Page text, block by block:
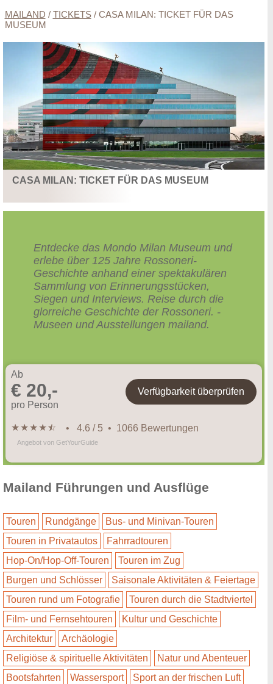
MAILAND / TICKETS/ CASA MILAN: TICKET FÜR DAS
MUSEUM
CASA MILAN: TICKET FÜR DAS MUSEUM
Entdecke das Mondo Milan Museum und
erlebe über 125 Jahre Rossoneri-
Geschichte anhand einer spektakulären
Sammlung von Erinnerungsstücken,
Siegen und Interviews. Reise durch die
glorreiche Geschichte der Rossoneri. -
Museen und Ausstellungen mailand.
Ab
€ 20,-
pro Person
Verfügbarkeit überprüfen
★★★★★
☆ • 4.6 / 5 • 1066 Bewertungen
Angebot von GetYourGuide
Mailand Führungen und Ausflüge
Touren Rundgänge
Bus- und Minivan-Touren
Touren in Privatautos
Fahrradtouren
Hop-On/Hop-Off-Touren
Touren im Zug
Burgen und Schlösser
Saisonale Aktivitäten & Feiertage
Touren rund um Fotografie
Touren durch die Stadtviertel
Film- und Fernsehtouren
Kultur und Geschichte
Architektur
Archäologie
Religiöse & spirituelle Aktivitäten
Natur und Abenteuer
Bootsfahrten
Wassersport
Sport an der frischen Luft